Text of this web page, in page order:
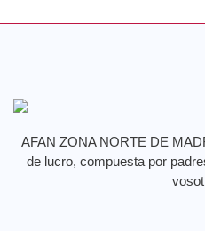
AFAN ZONA NORTE DE
de lucro, compuesta por